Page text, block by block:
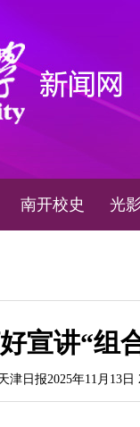
南开校史 光
宣讲“组
津日报2025年11月13日